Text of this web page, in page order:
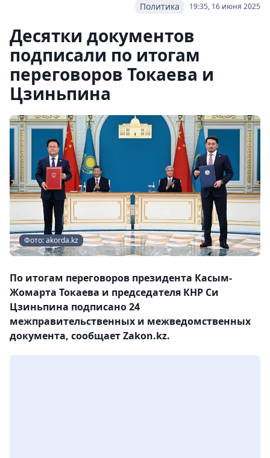
19:35, 16 июня 2025
Политика
Десятки документов
подписали по итогам
переговоров Токаева и
Цзиньпина
Фото: akorda.kz
По итогам переговоров президента Касым-
Жомарта Токаева и председателя КНР Си
Цзиньпина подписано 24
межправительственных и межведомственных
документа, сообщает Zakon.kz.